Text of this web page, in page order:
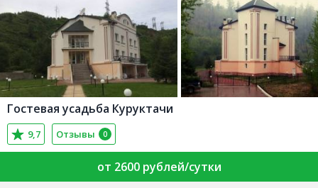
Гостевая усадьба Куруктачи
9,7 Отзывы 0
от 2600 рублей/сутки